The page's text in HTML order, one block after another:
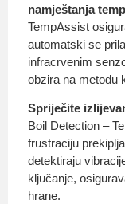
namještanja
TempAssist
automatski se
infracrvenim
obzira na metodu
Spriječite
Boil Detection –
frustraciju
detektiraju
ključanje,
hrane.